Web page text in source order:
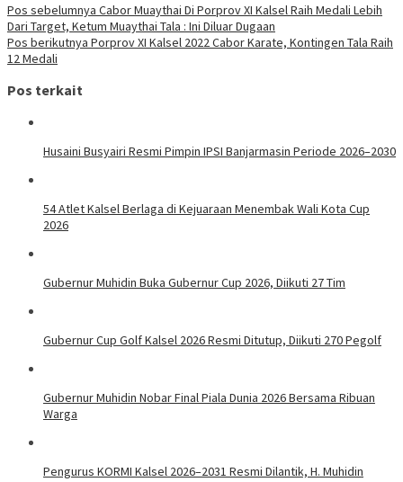
Navigasi
pos
Pos sebelumnya Cabor Muaythai Di Porprov XI Kalsel Raih Medali Lebih
Dari Target, Ketum Muaythai Tala : Ini Diluar Dugaan
Pos berikutnya Porprov XI Kalsel 2022 Cabor Karate, Kontingen Tala Raih
12 Medali
Pos terkait
Husaini Busyairi Resmi Pimpin IPSI Banjarmasin Periode 2026–2030
54 Atlet Kalsel Berlaga di Kejuaraan Menembak Wali Kota Cup
2026
Gubernur Muhidin Buka Gubernur Cup 2026, Diikuti 27 Tim
Gubernur Cup Golf Kalsel 2026 Resmi Ditutup, Diikuti 270 Pegolf
Gubernur Muhidin Nobar Final Piala Dunia 2026 Bersama Ribuan
Warga
Pengurus KORMI Kalsel 2026–2031 Resmi Dilantik, H. Muhidin